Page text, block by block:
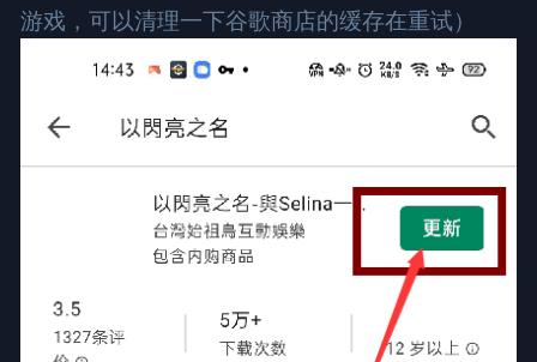
游戏，可以清理一下谷歌商店的缓存在重试）